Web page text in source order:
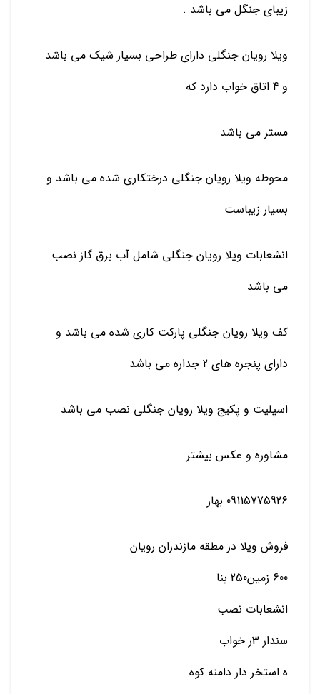
زیبای جنگل می باشد .
ویلا رویان جنگلی دارای طراحی بسیار شیک می باشد
و 4 اتاق خواب دارد که
مستر می باشد
محوطه ویلا رویان جنگلی درختکاری شده می باشد و
بسیار زیباست
انشعابات ویلا رویان جنگلی شامل آب برق گاز نصب
می باشد
کف ویلا رویان جنگلی پارکت کاری شده می باشد و
دارای پنجره های 2 جداره می باشد
اسپلیت و پکیج ویلا رویان جنگلی نصب می باشد
مشاوره و عکس بیشتر
09115775926 بهار
فروش ویلا در مطقه مازندران رویان
600 زمین250 بنا
انشعابات نصب
سندار 3ر خواب
ه استخر دار دامنه کوه